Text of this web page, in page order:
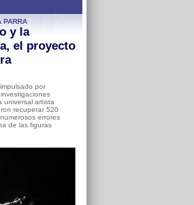
PARRA
y la
el proyecto
por
universal artista
recuperar 520
errores
de las figuras